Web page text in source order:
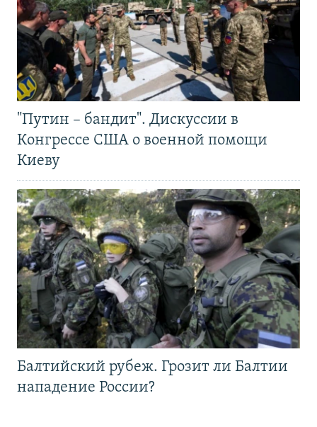
"Путин – бандит". Дискуссии в
Конгрессе США о военной помощи
Киеву
Балтийский рубеж. Грозит ли Балтии
нападение России?